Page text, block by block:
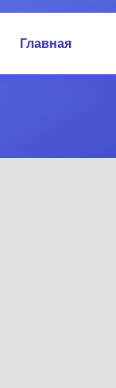
Главная